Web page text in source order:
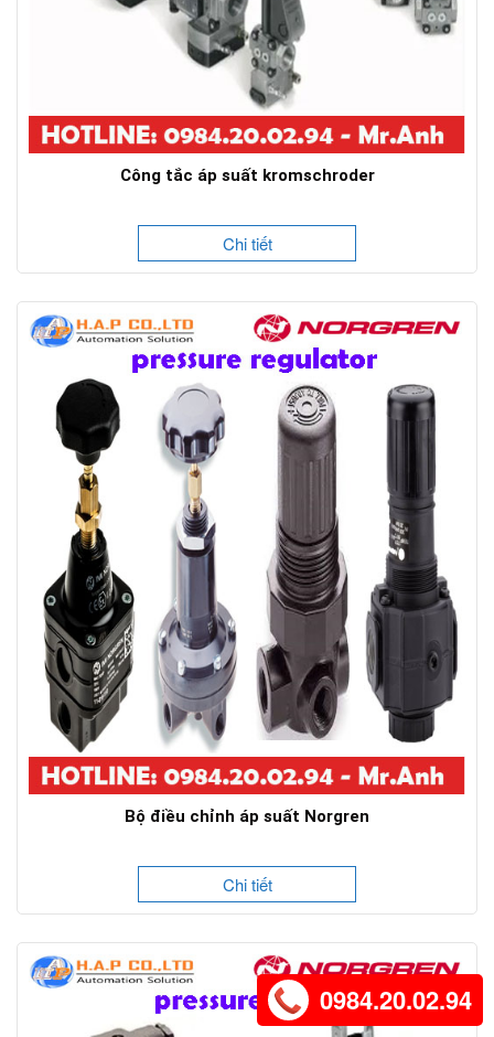
Công tắc áp suất kromschroder
Chi tiết
Bộ điều chỉnh áp suất Norgren
Chi tiết
0984.20.02.94